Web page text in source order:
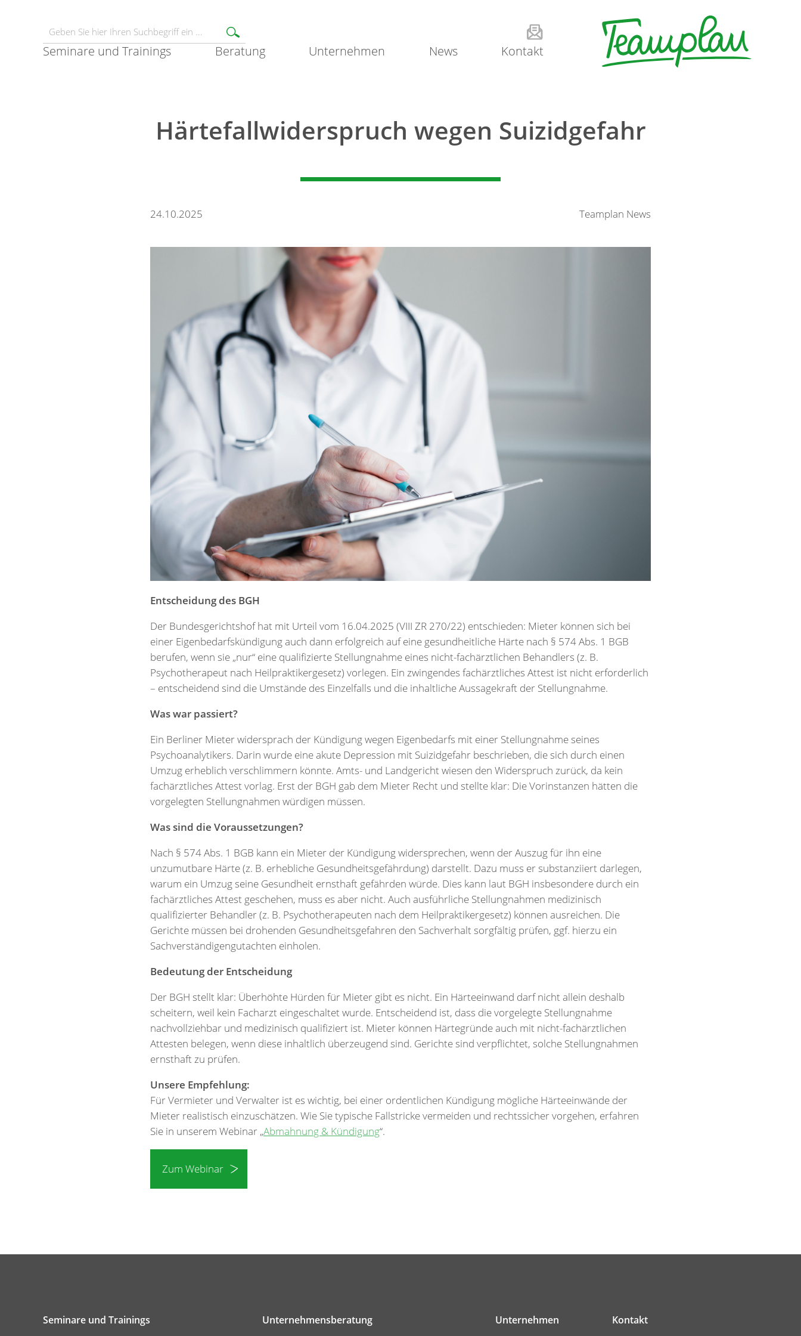
Seminare und Trainings Beratung Unternehmen News Kontakt
Härtefallwiderspruch wegen Suizidgefahr
24.10.2025 Teamplan News
Entscheidung des BGH
Der Bundesgerichtshof hat mit Urteil vom 16.04.2025 (VIII ZR 270/22) entschieden: Mieter können sich bei
einer Eigenbedarfskündigung auch dann erfolgreich auf eine gesundheitliche Härte nach § 574 Abs. 1 BGB
berufen, wenn sie „nur“ eine qualifizierte Stellungnahme eines nicht-fachärztlichen Behandlers (z. B.
Psychotherapeut nach Heilpraktikergesetz) vorlegen. Ein zwingendes fachärztliches Attest ist nicht erforderlich
– entscheidend sind die Umstände des Einzelfalls und die inhaltliche Aussagekraft der Stellungnahme.
Was war passiert?
Ein Berliner Mieter widersprach der Kündigung wegen Eigenbedarfs mit einer Stellungnahme seines
Psychoanalytikers. Darin wurde eine akute Depression mit Suizidgefahr beschrieben, die sich durch einen
Umzug erheblich verschlimmern könnte. Amts- und Landgericht wiesen den Widerspruch zurück, da kein
fachärztliches Attest vorlag. Erst der BGH gab dem Mieter Recht und stellte klar: Die Vorinstanzen hätten die
vorgelegten Stellungnahmen würdigen müssen.
Was sind die Voraussetzungen?
Nach § 574 Abs. 1 BGB kann ein Mieter der Kündigung widersprechen, wenn der Auszug für ihn eine
unzumutbare Härte (z. B. erhebliche Gesundheitsgefährdung) darstellt. Dazu muss er substanziiert darlegen,
warum ein Umzug seine Gesundheit ernsthaft gefährden würde. Dies kann laut BGH insbesondere durch ein
fachärztliches Attest geschehen, muss es aber nicht. Auch ausführliche Stellungnahmen medizinisch
qualifizierter Behandler (z. B. Psychotherapeuten nach dem Heilpraktikergesetz) können ausreichen. Die
Gerichte müssen bei drohenden Gesundheitsgefahren den Sachverhalt sorgfältig prüfen, ggf. hierzu ein
Sachverständigengutachten einholen.
Bedeutung der Entscheidung
Der BGH stellt klar: Überhöhte Hürden für Mieter gibt es nicht. Ein Härteeinwand darf nicht allein deshalb
scheitern, weil kein Facharzt eingeschaltet wurde. Entscheidend ist, dass die vorgelegte Stellungnahme
nachvollziehbar und medizinisch qualifiziert ist. Mieter können Härtegründe auch mit nicht-fachärztlichen
Attesten belegen, wenn diese inhaltlich überzeugend sind. Gerichte sind verpflichtet, solche Stellungnahmen
ernsthaft zu prüfen.
Unsere Empfehlung:
Für Vermieter und Verwalter ist es wichtig, bei einer ordentlichen Kündigung mögliche Härteeinwände der
Mieter realistisch einzuschätzen. Wie Sie typische Fallstricke vermeiden und rechtssicher vorgehen, erfahren
Sie in unserem Webinar „Abmahnung & Kündigung“.
Zum Webinar
Seminare und Trainings Unternehmensberatung Unternehmen Kontakt